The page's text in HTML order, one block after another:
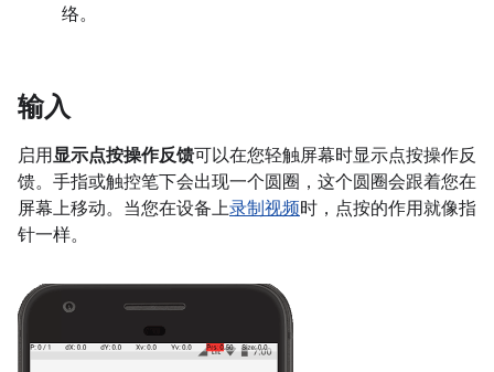
络。
输入
启用显示点按操作反馈可以在您轻触屏幕时显示点按操作反
馈。手指或触控笔下会出现一个圆圈，这个圆圈会跟着您在
屏幕上移动。当您在设备上录制视频时，点按的作用就像指
针一样。